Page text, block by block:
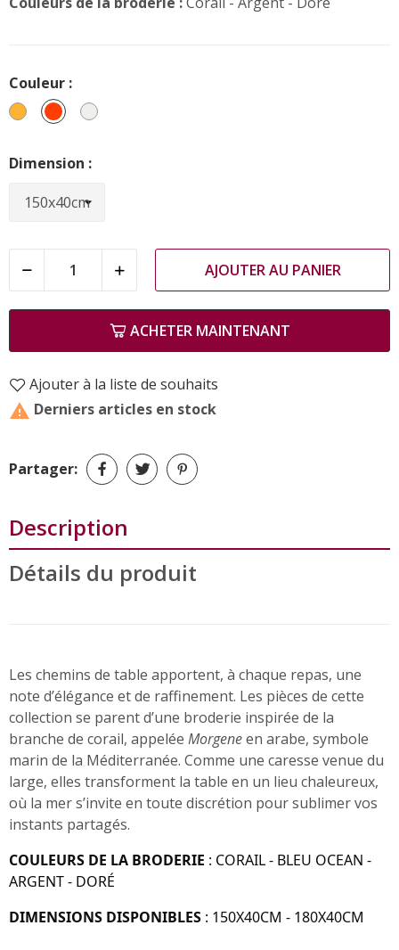
Couleur :
Doré CorailArgent
Dimension :
AJOUTER AU PANIER
ACHETER MAINTENANT
Ajouter à la liste de souhaits
 Derniers articles en stock
Partager:
Description
Détails du produit
Les chemins de table apportent, à chaque repas, une
note d’élégance et de raffinement. Les pièces de cette
collection se parent d’une broderie inspirée de la
branche de corail, appelée Morgeneen arabe, symbole
marin de la Méditerranée. Comme une caresse venue du
large, elles transforment la table en un lieu chaleureux,
où la mer s’invite en toute discrétion pour sublimer vos
instants partagés.
COULEURS DE LA BRODERIE : CORAIL - BLEU OCEAN -
ARGENT - DORÉ
DIMENSIONS DISPONIBLES : 150X40CM - 180X40CM